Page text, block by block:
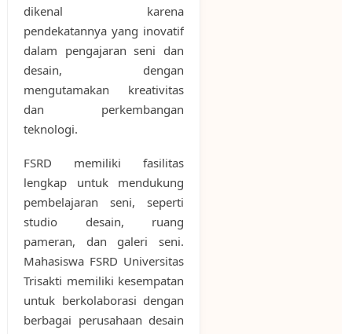
dikenal karena
pendekatannya yang inovatif
dalam pengajaran seni dan
desain, dengan
mengutamakan kreativitas
dan perkembangan
teknologi.
FSRD memiliki fasilitas
lengkap untuk mendukung
pembelajaran seni, seperti
studio desain, ruang
pameran, dan galeri seni.
Mahasiswa FSRD Universitas
Trisakti memiliki kesempatan
untuk berkolaborasi dengan
berbagai perusahaan desain